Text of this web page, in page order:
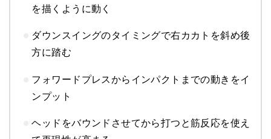
を描くように動く
ダウンスイングのタイミングで右カカトを斜め後
方に踏む
フォワードプレスからインパクトまでの動きをイ
ンプット
ヘッドをバウンドさせてから打つと筋反応を使え